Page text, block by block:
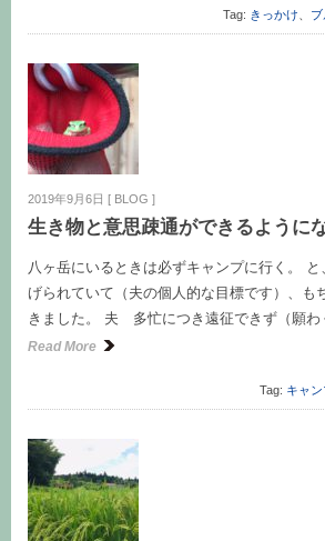
Tag: きっかけ
2019年9月6日 [ BLOG ]
生き物と意思疎通ができるように
八ヶ岳にいるときは必ずキャンプに行く。
げられていて（夫の個人的な目標です）、も
きました。 夫 多忙につき遠征できず（願
Read More
Tag: キャン